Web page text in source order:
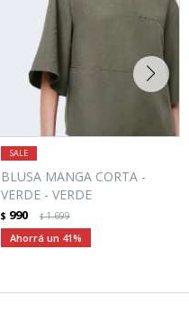
BLUSA MANGA CORTA -
VERDE - VERDE
$ 990 $1.699
41